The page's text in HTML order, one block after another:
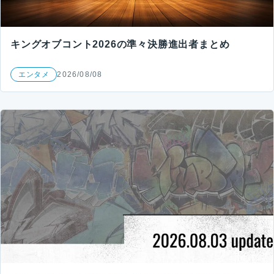
キングオブコント2026の準々決勝進出者まとめ
エンタメ 2026/08/08